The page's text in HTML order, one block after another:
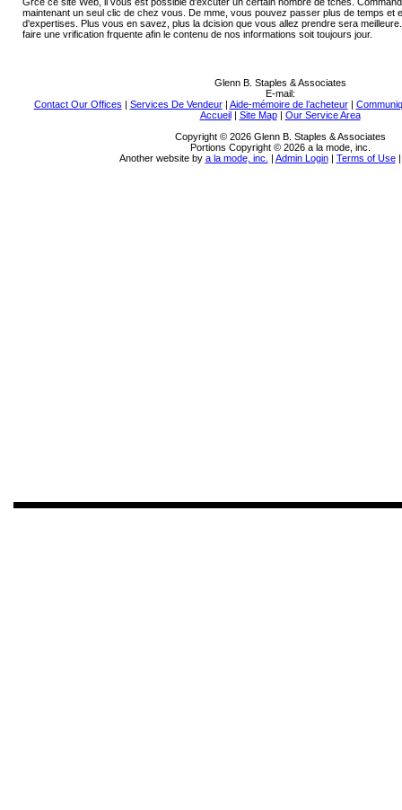
maintenant un seul clic de chez vous. De mme, vous pouvez passer plus de temps et
d'expertises. Plus vous en savez, plus la dcision que vous allez prendre sera
faire une vrification frquente afin le contenu de nos informations soit toujours jour.
Glenn B. Staples & Associates
E-mail:
Contact Our Offices | Services De Vendeur| Aide-mémoire de l’acheteur|
Accueil| Site Map| Our Service Area
Copyright © 2026 Glenn B. Staples & Associates
Portions Copyright © 2026 a la mode, inc.
Another website by a la mode, inc. | Admin Login| Terms of Use